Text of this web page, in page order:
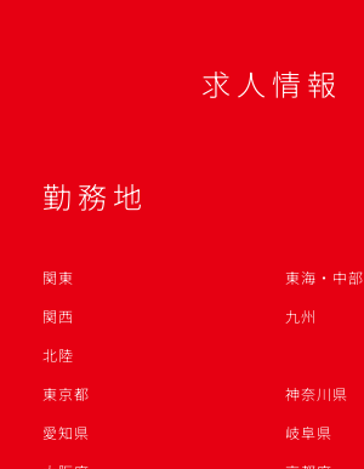
求人情報
勤務地
関東
東海・中部
関西
九州
北陸
東京都
神奈川県
愛知県
岐阜県